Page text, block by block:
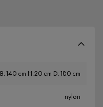
B:140 cm H:20 cm D:180 cm
nylon